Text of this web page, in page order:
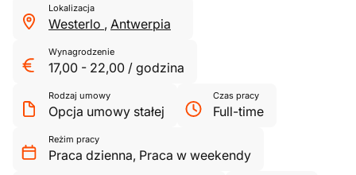
Lokalizacja
Westerlo , Antwerpia
Wynagrodzenie
17,00 - 22,00 / godzina
Rodzaj umowy
Opcja umowy stałej
Czas pracy
Full-time
Reżim pracy
Praca dzienna, Praca w weekendy